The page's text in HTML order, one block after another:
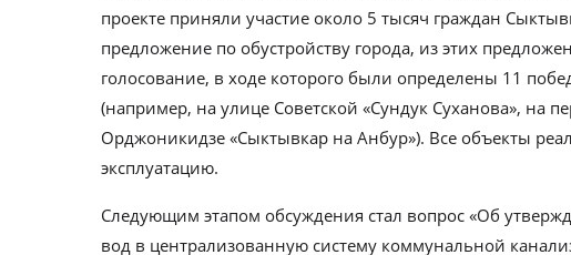
проекте приняли участие около 5 тысяч граждан
предложение по обустройству города, из этих
голосование, в ходе которого были определены 11
(например, на улице Советской «Сундук Суханова», на
Орджоникидзе «Сыктывкар на Анбур»). Все объекты
эксплуатацию.
Следующим этапом обсуждения стал вопрос «Об
вод в централизованную систему коммунальной